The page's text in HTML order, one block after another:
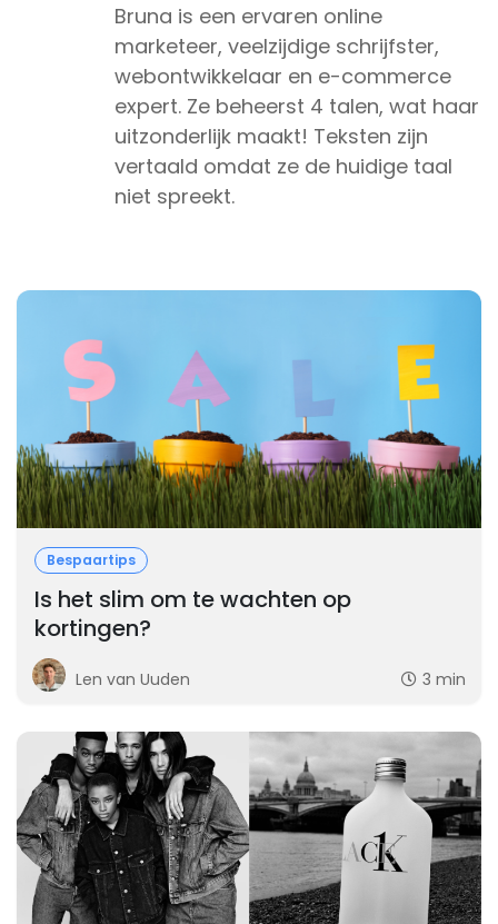
Bruna is een ervaren online
marketeer, veelzijdige schrijfster,
webontwikkelaar en e-commerce
expert. Ze beheerst 4 talen, wat haar
uitzonderlijk maakt! Teksten zijn
vertaald omdat ze de huidige taal
niet spreekt.
Bespaartips
Is het slim om te wachten op
kortingen?
Len van Uuden 3 min